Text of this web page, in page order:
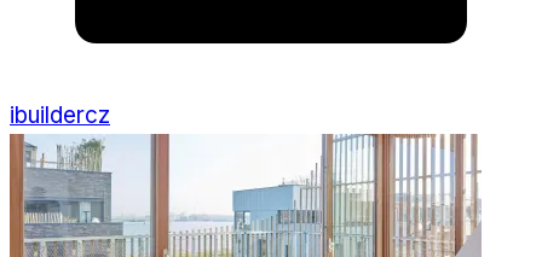
ibuildercz